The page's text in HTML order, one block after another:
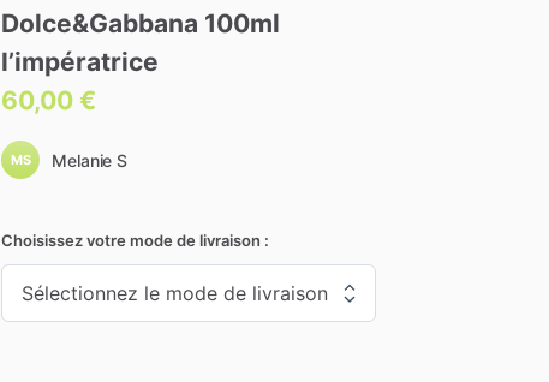
Dolce&Gabbana 100ml
l’impératrice
60,00 €
MS Melanie S
Choisissez votre mode de livraison :